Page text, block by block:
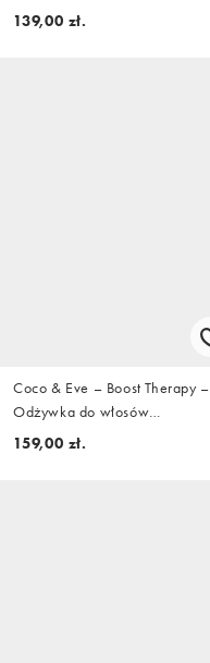
139,00 zł.
Coco & Eve – Boost Therapy –
Odżywka do włosów
zwiększająca objętość, 280 ml
159,00 zł.